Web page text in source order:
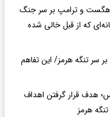
هگست و ترامپ بر سر جنگ
که از قبل خالی شده
سر تنگه هرمز/ این تفاهم
هدف قرار گرفتن اهداف
هرمز